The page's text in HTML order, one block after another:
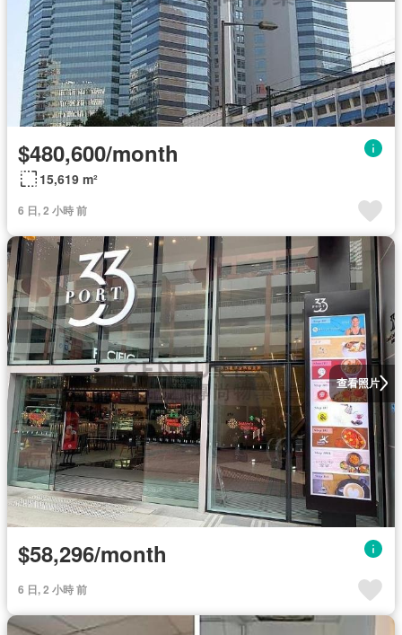
$480,600/month
15,619 m²
6 日, 2 小時 前
查看照片
$58,296/month
6 日, 2 小時 前